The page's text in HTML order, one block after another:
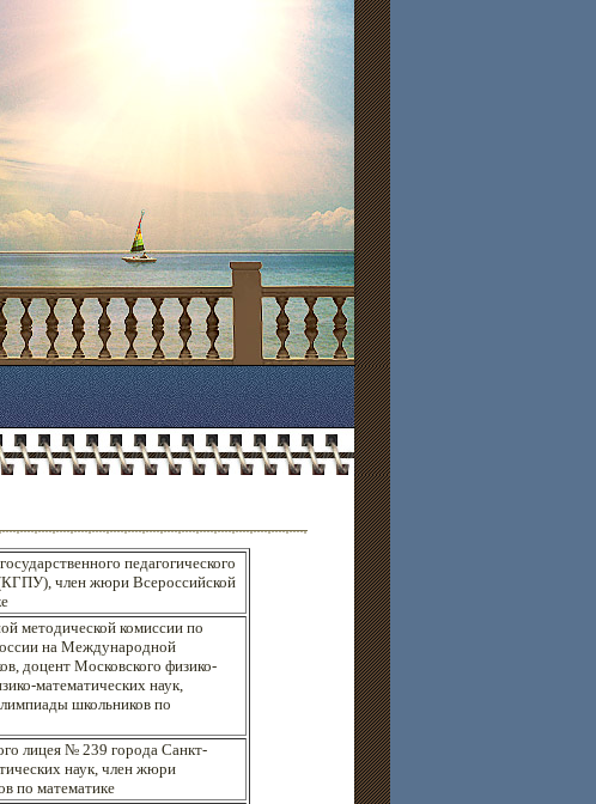
педагогического
член жюри Всероссийской
методической комиссии по
на Международной
доцент Московского физико-
математических наук,
школьников по
лицея № 239 города Санкт-
наук, член жюри
по математике